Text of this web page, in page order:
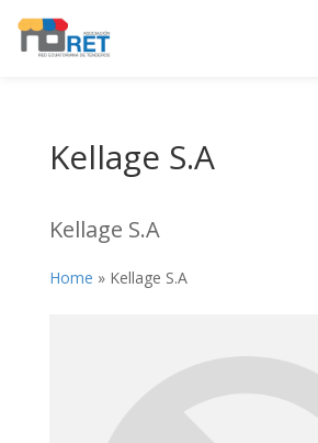
Kellage S.A
Kellage S.A
Home » Kellage S.A